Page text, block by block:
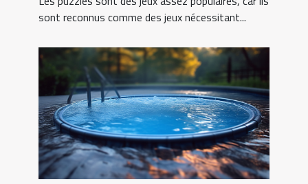
sont reconnus comme des jeux nécessitant...